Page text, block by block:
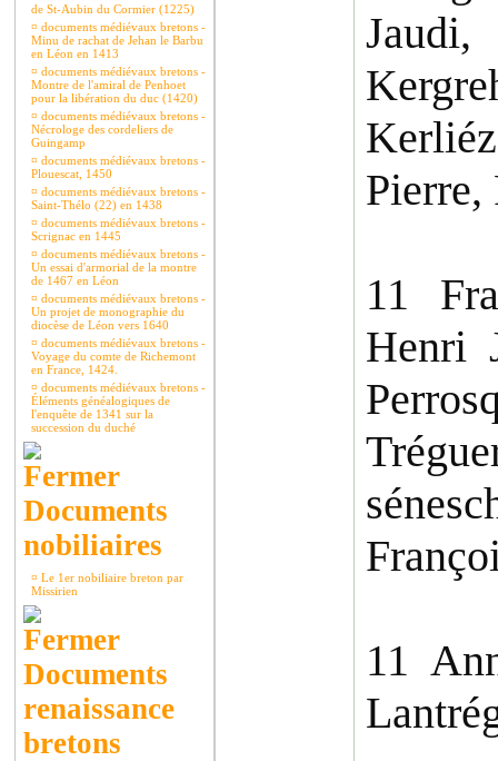
de St-Aubin du Cormier (1225)
¤ documents médiévaux bretons -
Minu de rachat de Jehan le Barbu
en Léon en 1413
¤ documents médiévaux bretons -
Montre de l'amiral de Penhoet
pour la libération du duc (1420)
¤ documents médiévaux bretons -
Nécrologe des cordeliers de
Guingamp
¤ documents médiévaux bretons -
Plouescat, 1450
¤ documents médiévaux bretons -
Saint-Thélo (22) en 1438
¤ documents médiévaux bretons -
Scrignac en 1445
¤ documents médiévaux bretons -
Un essai d'armorial de la montre
de 1467 en Léon
¤ documents médiévaux bretons -
Un projet de monographie du
diocèse de Léon vers 1640
¤ documents médiévaux bretons -
Voyage du comte de Richemont
en France, 1424.
¤ documents médiévaux bretons -
Éléments généalogiques de
l'enquête de 1341 sur la
succession du duché
Documents
nobiliaires
¤ Le 1er nobiliaire breton par
Missirien
Documents
renaissance
bretons
Pierre,
11
Henri
11